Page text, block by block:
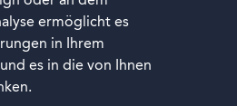
ermöglicht es
in Ihrem
es in die von Ihnen